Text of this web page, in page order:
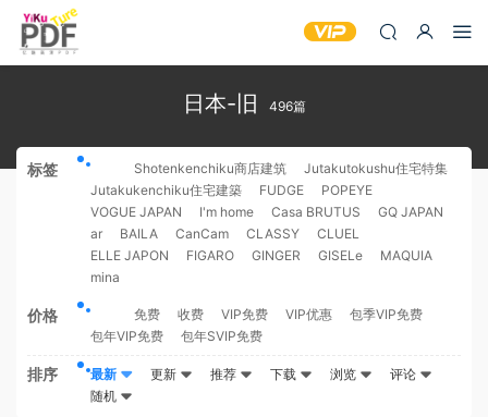
日本-旧 496篇
标签 Shotenkenchiku商店建筑
Jutakutokushu住宅特集
Jutakukenchiku住宅建築
FUDGE
POPEYE
VOGUE JAPAN
I'm home Casa BRUTUS
GQ JAPAN
ar
BAILA CanCam CLASSY
CLUEL
ELLE JAPON
FIGARO GINGER GISELe
MAQUIA
mina
价格 免费 收费 VIP免费 VIP优惠
包季VIP免费
包年VIP免费
包年SVIP免费
排序 最新 更新 推荐 下载 浏览
评论
随机